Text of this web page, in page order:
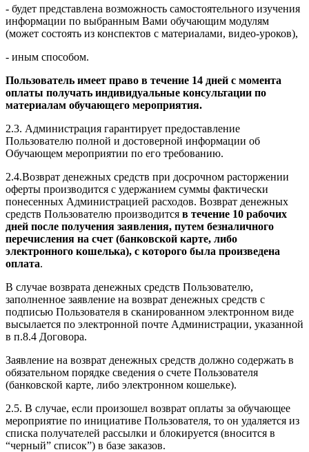
- будет представлена возможность самостоятельного изучения
информации по выбранным Вами обучающим модулям
(может состоять из конспектов с материалами, видео-уроков),
- иным способом.
Пользователь имеет право в течение 14 дней с момента
оплаты получать индивидуальные консультации по
материалам обучающего мероприятия.
2.3. Администрация гарантирует предоставление
Пользователю полной и достоверной информации об
Обучающем мероприятии по его требованию.
2.4.Возврат денежных средств при досрочном расторжении
оферты производится с удержанием суммы фактически
понесенных Администрацией расходов. Возврат денежных
средств Пользователю производится в течение 10 рабочих
дней после получения заявления, путем безналичного
перечисления на счет (банковской карте, либо
электронного кошелька), с которого была произведена
оплата.
В случае возврата денежных средств Пользователю,
заполненное заявление на возврат денежных средств с
подписью Пользователя в сканированном электронном виде
высылается по электронной почте Администрации, указанной
в п.8.4 Договора.
Заявление на возврат денежных средств должно содержать в
обязательном порядке сведения о счете Пользователя
(банковской карте, либо электронном кошельке).
2.5. В случае, если произошел возврат оплаты за обучающее
мероприятие по инициативе Пользователя, то он удаляется из
списка получателей рассылки и блокируется (вносится в
“черный” список”) в базе заказов.